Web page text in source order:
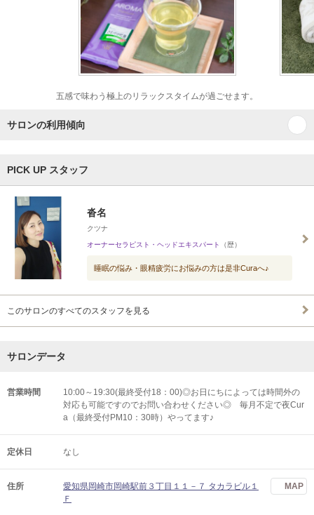
五感で味わう極上のリラックスタイムが過ごせます。
サロンの利用傾向
PICK UP スタッフ
沓名
クツナ
オーナーセラピスト・ヘッドエキスパート （歴）
睡眠の悩み・眼精疲労にお悩みの方は是非Curaへ♪
このサロンのすべてのスタッフを見る
サロンデータ
営業時間
10:00～19:30(最終受付18：00)◎お日にちによっては時間外の
対応も可能ですのでお問い合わせください◎ 毎月不定で夜Cur
a（最終受付PM10：30時）やってます♪
定休日 なし
住所
愛知県岡崎市岡崎駅前３丁目１１－７ タカラビル１
Ｆ
MAP